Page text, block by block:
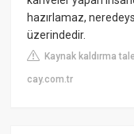
hazırlamaz,
üzerindedir.
Kaynak kaldırma
cay.com.tr